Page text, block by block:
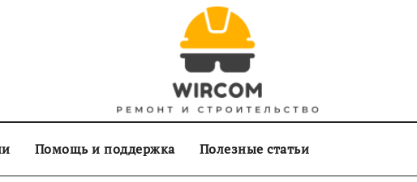
Помощь и поддержка Полезные статьи